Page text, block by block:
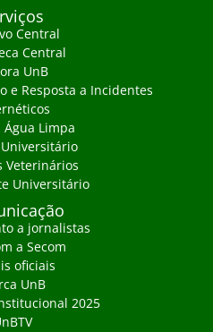
Central
Central
UnB
e Resposta a Incidentes
Água Limpa
Veterinários
Universitário
a jornalistas
a Secom
oficiais
UnB
2025